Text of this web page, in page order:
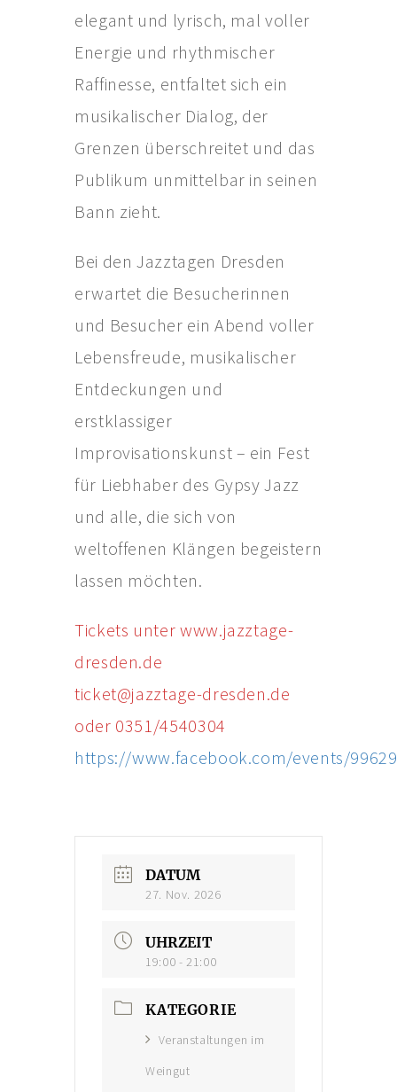
elegant und lyrisch, mal voller
Energie und rhythmischer
Raffinesse, entfaltet sich ein
musikalischer Dialog, der
Grenzen überschreitet und das
Publikum unmittelbar in seinen
Bann zieht.
Bei den Jazztagen Dresden
erwartet die Besucherinnen
und Besucher ein Abend voller
Lebensfreude, musikalischer
Entdeckungen und
erstklassiger
Improvisationskunst – ein Fest
für Liebhaber des Gypsy Jazz
und alle, die sich von
weltoffenen Klängen begeistern
lassen möchten.
Tickets unter www.jazztage-
dresden.de
ticket@jazztage-dresden.de
oder 0351/4540304
https://www.facebook.com/events/
DATUM
27. Nov. 2026
UHRZEIT
19:00 - 21:00
KATEGORIE
Veranstaltungen im
Weingut